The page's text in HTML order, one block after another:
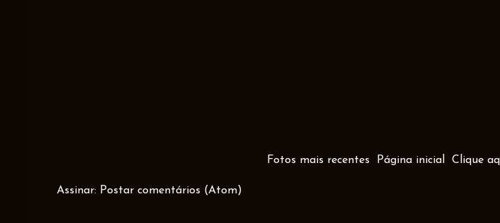
Fotos mais recentes Página inicial Clique
Assinar: Postar comentários (Atom)